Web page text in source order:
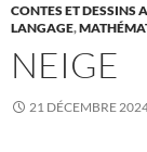
CONTES ET DESSINS
LANGAGE,
NEIGE
21 DÉCEMBRE